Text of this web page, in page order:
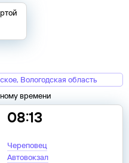
Вологодская область
времени
08:13
Череповец
Автовокзал